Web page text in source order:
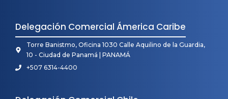
Delegación Comercial Ámerica Caribe
Torre Banistmo, Oficina 1030 Calle Aquilino de la Guardia,
10 - Ciudad de Panamá | PANAMÁ
+507 6314-4400